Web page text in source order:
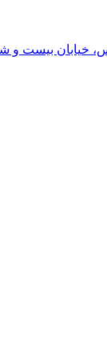
خیابان بیست